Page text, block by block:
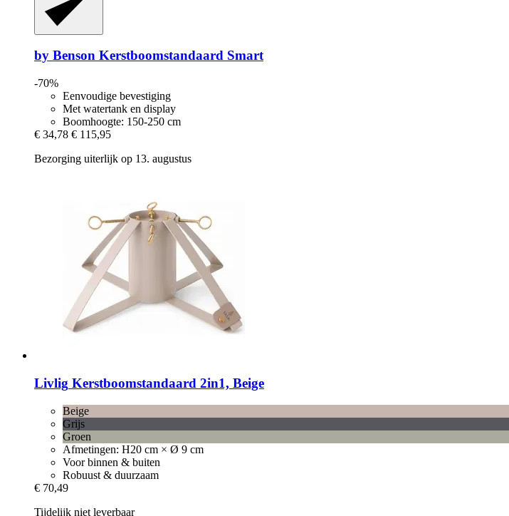
by Benson Kerstboomstandaard Smart
-70%
Eenvoudige bevestiging
Met watertank en display
Boomhoogte: 150-250 cm
€ 34,78 € 115,95
Bezorging uiterlijk op 13. augustus
Livlig Kerstboomstandaard 2in1, Beige
Beige
Grijs
Groen
Afmetingen: H20 cm × Ø 9 cm
Voor binnen & buiten
Robuust & duurzaam
€ 70,49
Tijdelijk niet leverbaar